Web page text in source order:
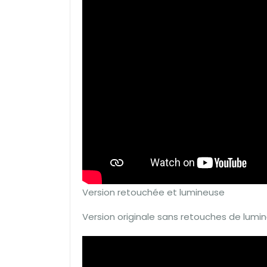
Version retouchée et lumineuse
Version originale sans retouches de